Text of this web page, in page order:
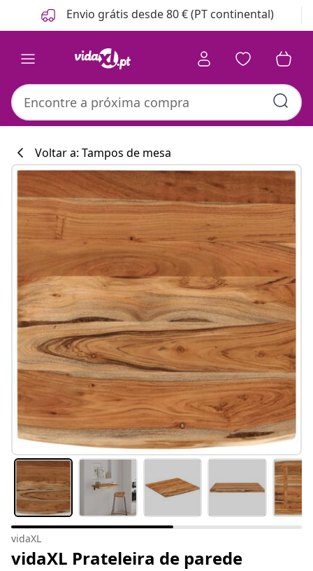
Anterior
Seguinte Envio grátis desde 80 € (PT continental)
Voltar a: Tampos de mesa
vidaXL
vidaXL Prateleira de parede